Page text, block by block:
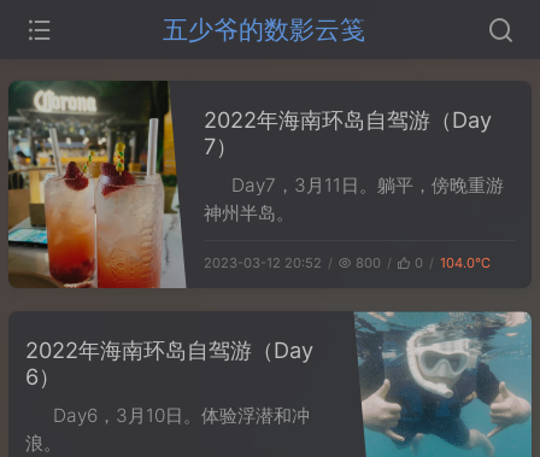
五少爷的数影云笺
2022年海南环岛自驾游（Day
7）
Day7，3月11日。躺平，傍晚重游
神州半岛。
2023-03-12 20:52 800 0 104.0℃
2022年海南环岛自驾游（Day
6）
Day6，3月10日。体验浮潜和冲
浪。